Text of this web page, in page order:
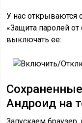
У нас открываются
«Защита паролей
выключать ее:
Андроид на